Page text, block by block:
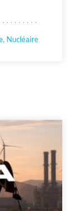
Nucléaire